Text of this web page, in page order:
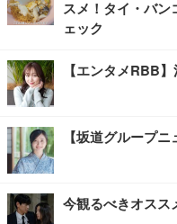
スメ！タイ・バ
ェック
【エンタメRBB
【坂道グループ
今観るべきオスス